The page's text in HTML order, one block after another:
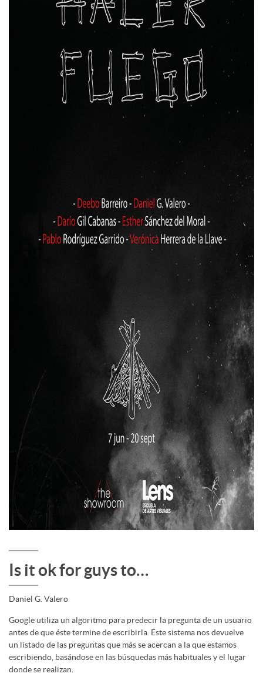
Is it ok for guys to…
Daniel G. Valero
Google utiliza un algoritmo para predecir la pregunta de un usuario
antes de que éste termine de escribirla. Este sistema nos devuelve
un listado de las preguntas que más se acercan a la que estamos
escribiendo, basándose en las búsquedas más habituales y el lugar
donde se realizan.